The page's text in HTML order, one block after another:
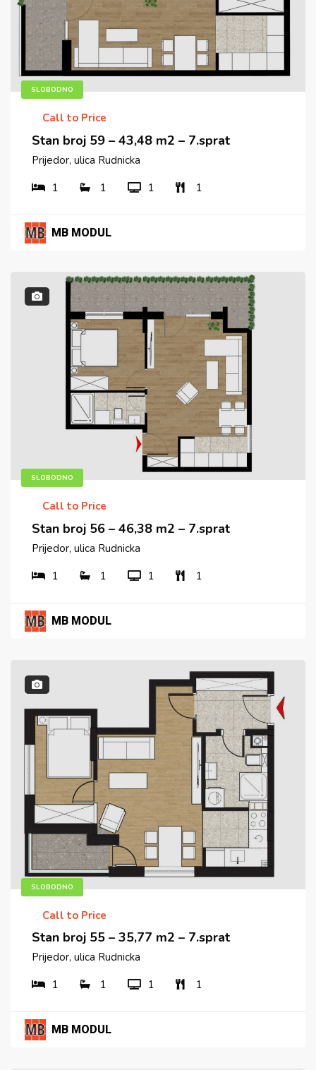
SLOBODNO
Call to Price
Stan broj 59 – 43,48 m2 – 7.sprat
Prijedor, ulica Rudnicka
1
1 1 1
MB MODUL
SLOBODNO
Call to Price
Stan broj 56 – 46,38 m2 – 7.sprat
Prijedor, ulica Rudnicka
1
1 1 1
MB MODUL
SLOBODNO
Call to Price
Stan broj 55 – 35,77 m2 – 7.sprat
Prijedor, ulica Rudnicka
1
1 1 1
MB MODUL